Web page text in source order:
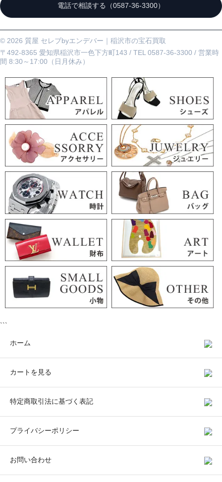
電話で相談する（0587-36-3300）
© 2026 質屋 セレブbyエンデバー｜稲沢市の宝石買取
〒492-8365 愛知県稲沢市一色下方町143 / TEL 0587-36-3300 / 営業時
間 8:30～17:00（日月休み）
```
ホーム
カートを見る
特定商取引法に基づく表記
プライバシーポリシー
お問い合わせ